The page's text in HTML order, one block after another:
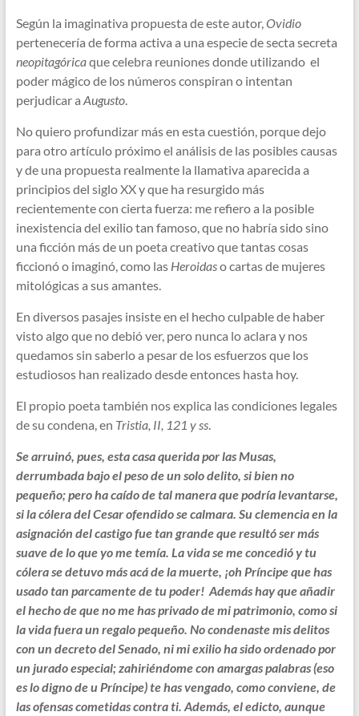
Según la imaginativa propuesta de este autor, Ovidio
pertenecería de forma activa a una especie de secta secreta
neopitagóricaque celebra reuniones donde utilizando el
poder mágico de los números conspiran o intentan
perjudicar a Augusto.
No quiero profundizar más en esta cuestión, porque dejo
para otro artículo próximo el análisis de las posibles causas
y de una propuesta realmente la llamativa aparecida a
principios del siglo XX y que ha resurgido más
recientemente con cierta fuerza: me refiero a la posible
inexistencia del exilio tan famoso, que no habría sido sino
una ficción más de un poeta creativo que tantas cosas
ficcionó o imaginó, como las Heroidaso cartas de mujeres
mitológicas a sus amantes.
En diversos pasajes insiste en el hecho culpable de haber
visto algo que no debió ver, pero nunca lo aclara y nos
quedamos sin saberlo a pesar de los esfuerzos que los
estudiosos han realizado desde entonces hasta hoy.
El propio poeta también nos explica las condiciones legales
de su condena, en Tristia, II, 121 y ss.
Se arruinó, pues, esta casa querida por las Musas,
derrumbada bajo el peso de un solo delito, si bien no
pequeño; pero ha caído de tal manera que podría levantarse,
si la cólera del Cesar ofendido se calmara. Su clemencia en la
asignación del castigo fue tan grande que resultó ser más
suave de lo que yo me temía. La vida se me concedió y tu
cólera se detuvo más acá de la muerte, ¡oh Príncipe que has
usado tan parcamente de tu poder! Además hay que añadir
el hecho de que no me has privado de mi patrimonio, como si
la vida fuera un regalo pequeño. No condenaste mis delitos
con un decreto del Senado, ni mi exilio ha sido ordenado por
un jurado especial; zahiriéndome con amargas palabras (eso
es lo digno de u Príncipe) te has vengado, como conviene, de
las ofensas cometidas contra ti. Además, el edicto, aunque